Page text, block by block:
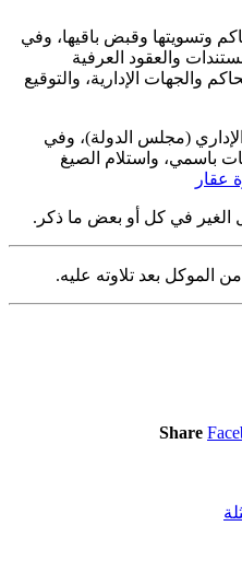
وتسويتها وقبض باقيها، وفي
والعقود العرفية
والجهات الإدارية، والتوقيع
(مجلس الدولة)، وفي
باسمي، واستلام الصيغ
عقار
الغير في كل أو بعض ما ذكر.
الموكل بعد تلاوته عليه.
Share